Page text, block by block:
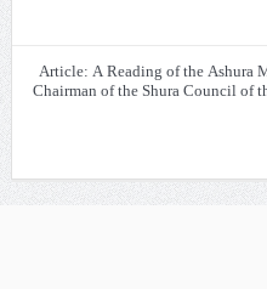
Article: A Reading of the Ashura
Chairman of the Shura Council of